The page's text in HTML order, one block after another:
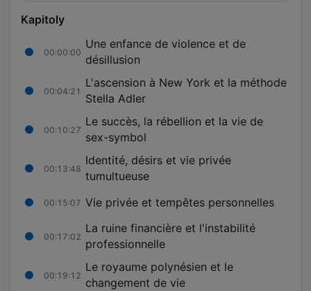
Kapitoly
00:00:00
Une enfance de violence et de
désillusion
00:04:21
L'ascension à New York et la méthode
Stella Adler
00:10:27
Le succès, la rébellion et la vie de
sex-symbol
00:13:48
Identité, désirs et vie privée
tumultueuse
00:15:07 Vie privée et tempêtes personnelles
00:17:02
La ruine financière et l'instabilité
professionnelle
00:19:12
Le royaume polynésien et le
changement de vie